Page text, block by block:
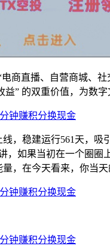
电商直播、自营商城、
” 的双重价值，为数字
，稳建运行561天，
，如果当初在一个圈
，在今天看来，你当